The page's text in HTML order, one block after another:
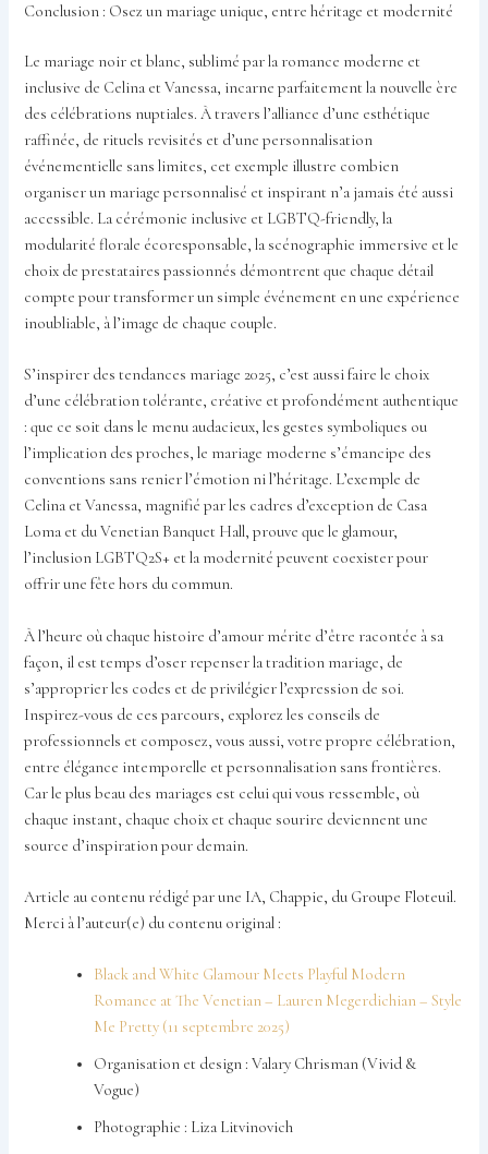
Conclusion : Osez un mariage unique, entre héritage et modernité
Le mariage noir et blanc, sublimé par la romance moderne et
inclusive de Celina et Vanessa, incarne parfaitement la nouvelle ère
des célébrations nuptiales. À travers l’alliance d’une esthétique
raffinée, de rituels revisités et d’une personnalisation
événementielle sans limites, cet exemple illustre combien
organiser un mariage personnalisé et inspirant n’a jamais été aussi
accessible. La cérémonie inclusive et LGBTQ-friendly, la
modularité florale écoresponsable, la scénographie immersive et le
choix de prestataires passionnés démontrent que chaque détail
compte pour transformer un simple événement en une expérience
inoubliable, à l’image de chaque couple.
S’inspirer des tendances mariage 2025, c’est aussi faire le choix
d’une célébration tolérante, créative et profondément authentique
: que ce soit dans le menu audacieux, les gestes symboliques ou
l’implication des proches, le mariage moderne s’émancipe des
conventions sans renier l’émotion ni l’héritage. L’exemple de
Celina et Vanessa, magnifié par les cadres d’exception de Casa
Loma et du Venetian Banquet Hall, prouve que le glamour,
l’inclusion LGBTQ2S+ et la modernité peuvent coexister pour
offrir une fête hors du commun.
À l’heure où chaque histoire d’amour mérite d’être racontée à sa
façon, il est temps d’oser repenser la tradition mariage, de
s’approprier les codes et de privilégier l’expression de soi.
Inspirez-vous de ces parcours, explorez les conseils de
professionnels et composez, vous aussi, votre propre célébration,
entre élégance intemporelle et personnalisation sans frontières.
Car le plus beau des mariages est celui qui vous ressemble, où
chaque instant, chaque choix et chaque sourire deviennent une
source d’inspiration pour demain.
Article au contenu rédigé par une IA, Chappie, du Groupe Floteuil.
Merci à l’auteur(e) du contenu original :
Black and White Glamour Meets Playful Modern
Romance at The Venetian – Lauren Megerdichian – Style
Me Pretty (11 septembre 2025)
Organisation et design : Valary Chrisman (Vivid &
Vogue)
Photographie : Liza Litvinovich